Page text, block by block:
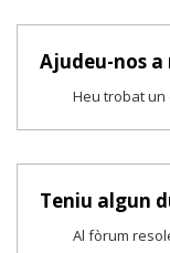
Ajudeu-nos
Heu trobat un
Teniu algun
Al fòrum